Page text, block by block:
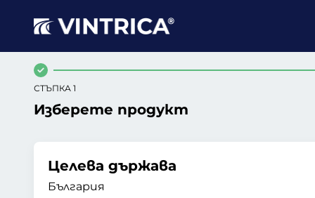
СТЪПКА 1
Изберете продукт
Целева държава
България